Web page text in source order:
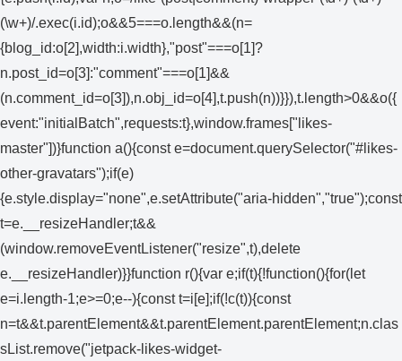
(\w+)/.exec(i.id);o&&5===o.length&&(n=
{blog_id:o[2],width:i.width},"post"===o[1]?
n.post_id=o[3]:"comment"===o[1]&&
(n.comment_id=o[3]),n.obj_id=o[4],t.push(n))}}),t.length>0&&o({
event:"initialBatch",requests:t},window.frames["likes-
master"])}function a(){const e=document.querySelector("#likes-
other-gravatars");if(e)
{e.style.display="none",e.setAttribute("aria-hidden","true");const
t=e.__resizeHandler;t&&
(window.removeEventListener("resize",t),delete
e.__resizeHandler)}}function r(){var e;if(t){!function(){for(let
e=i.length-1;e>=0;e--){const t=i[e];if(!c(t)){const
n=t&&t.parentElement&&t.parentElement.parentElement;n.clas
sList.remove("jetpack-likes-widget-